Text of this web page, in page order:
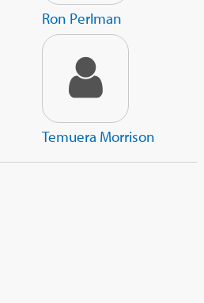
Ron Perlman
Temuera Morrison